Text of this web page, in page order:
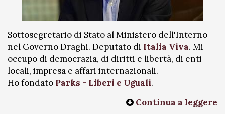
Sottosegretario di Stato al Ministero dell'Interno
nel Governo Draghi. Deputato di Italia Viva. Mi
occupo di democrazia, di diritti e libertà, di enti
locali, impresa e affari internazionali.
Ho fondato Parks - Liberi e Uguali.
Continua a leggere